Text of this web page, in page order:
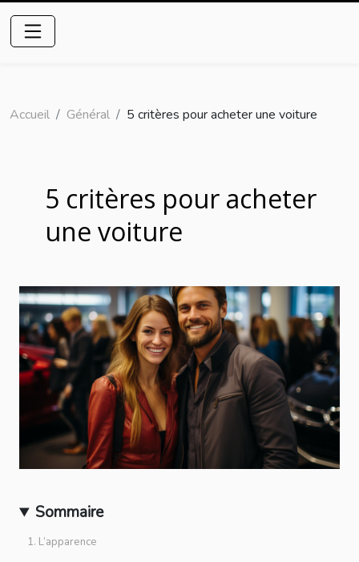
Accueil Général 5 critères pour acheter une voiture
5 critères pour acheter
une voiture
Sommaire
1. L’apparence